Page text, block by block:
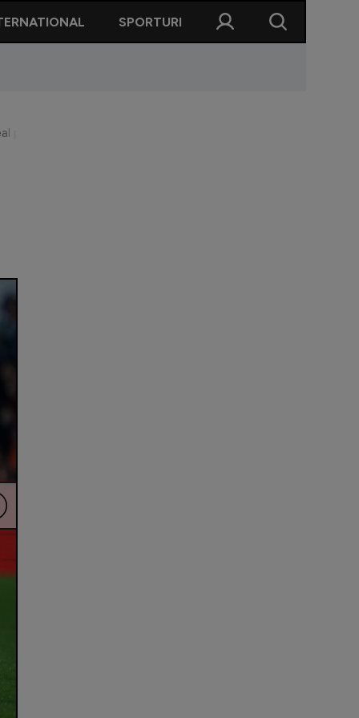
SPORTURI
pentru un fundaș central cotat la 42 milioane de euro